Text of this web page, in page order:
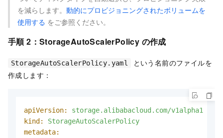
を減らします。 動的にプロビジョニングされたボリュームを
使用する をご参照ください。
手順 2：StorageAutoScalerPolicy の作成
StorageAutoScalerPolicy.yaml
という名前のファイルを
作成します：
apiVersion:
storage.alibabacloud.com/v1alpha1
kind:
StorageAutoScalerPolicy
metadata: